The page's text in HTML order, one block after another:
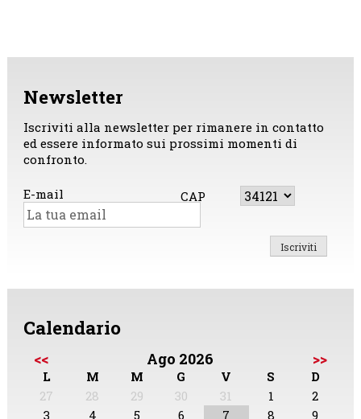
Newsletter
Iscriviti alla newsletter per rimanere in contatto
ed essere informato sui prossimi momenti di
confronto.
E-mail CAP
Calendario
<< Ago 2026 >>
L M M G V S
D
27
28 29 30 31 1
2
3
4 5 6 7 8 9